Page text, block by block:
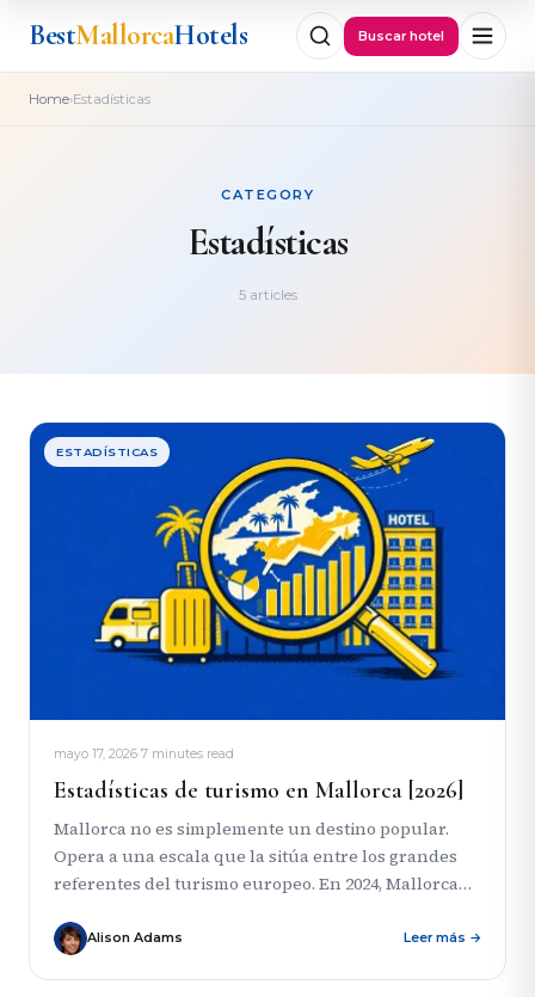
BestMallorcaHotels Buscar hotel
Home›Estadísticas
CATEGORY
Estadísticas
5 articles
ESTADÍSTICAS
mayo 17, 2026·7 minutes read
Estadísticas de turismo en Mallorca [2026]
Mallorca no es simplemente un destino popular.
Opera a una escala que la sitúa entre los grandes
referentes del turismo europeo. En 2024, Mallorca
Alison Adams Leer más →